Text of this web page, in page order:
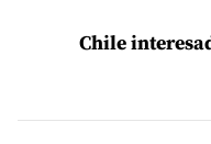
Chile